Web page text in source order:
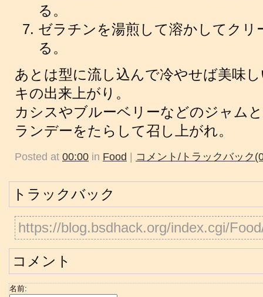
る。
ゼラチンを湯煎して溶かしてクリ
る。
あとは型に流し込んで冷やせば美味
キの出来上がり。
カシスやブルーベリーなどのジャム
ランデーをたらして召し上がれ。
Posted at 00:00 in Food | コメント/トラックバック
トラックバック
https://blog.bsdhack.org/index.cgi/
コメント
名前: